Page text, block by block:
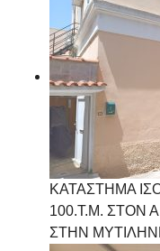
ΚΑΤΑΣΤΗΜΑ
100.Τ.Μ. ΣΤΟΝ
ΣΤΗΝ